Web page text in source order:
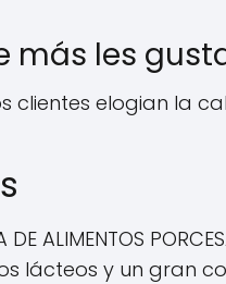
más les
clientes elogian la
DE ALIMENTOS
lácteos y un gran